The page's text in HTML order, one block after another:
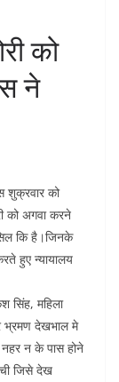
को
ने
शुक्रवार को
को अगवा करने
कि है।जिनके
हुए न्यायालय
सिंह, महिला
भ्रमण देखभाल मे
न के पास होने
जिसे देख